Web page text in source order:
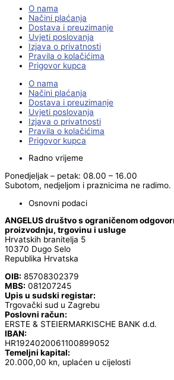
O nama
Načini plaćanja
Dostava i preuzimanje
Uvjeti poslovanja
Izjava o privatnosti
Pravila o kolačićima
Prigovor kupca
O nama
Načini plaćanja
Dostava i preuzimanje
Uvjeti poslovanja
Izjava o privatnosti
Pravila o kolačićima
Prigovor kupca
Radno vrijeme
Ponedjeljak – petak: 08.00 – 16.00
Subotom, nedjeljom i praznicima ne radimo.
Osnovni podaci
ANGELUS društvo s ograničenom
proizvodnju, trgovinu i usluge
Hrvatskih branitelja 5
10370 Dugo Selo
Republika Hrvatska
OIB: 85708302379
MBS: 081207245
Upis u sudski registar:
Trgovački sud u Zagrebu
Poslovni račun:
ERSTE & STEIERMARKISCHE BANK d.d.
IBAN:
HR1924020061100899052
Temeljni kapital:
20.000,00 kn, uplaćen u cijelosti